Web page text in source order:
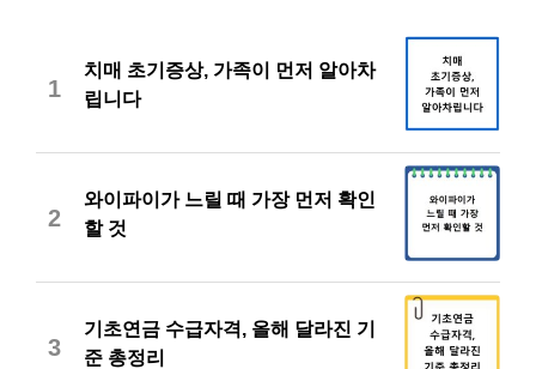
1
치매 초기증상, 가족이 먼저 알아차
립니다
2
와이파이가 느릴 때 가장 먼저 확인
할 것
3
기초연금 수급자격, 올해 달라진 기
준 총정리